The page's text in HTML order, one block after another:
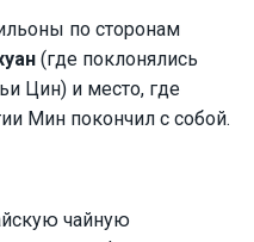
по сторонам
(где поклонялись
Цин) и место, где
Мин покончил с собой.
чайную